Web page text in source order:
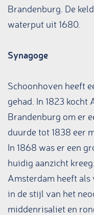
Brandenburg. De
waterput uit 1680.
Synagoge
Schoonhoven heeft
gehad. In 1823 kocht
Brandenburg om er
duurde tot 1838 eer
In 1868 was er een
huidig aanzicht
Amsterdam heeft als
in de stijl van het
middenrisaliet en